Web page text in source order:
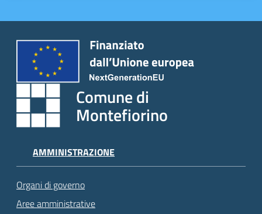
Comune di
Montefiorino
AMMINISTRAZIONE
Organi di governo
Aree amministrative